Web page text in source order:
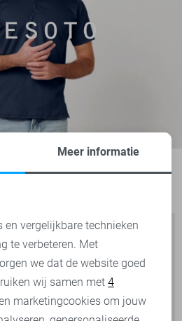
Meer informatie
en vergelijkbare technieken
te verbeteren. Met
we dat de website goed
wij samen met 4
marketingcookies om jouw